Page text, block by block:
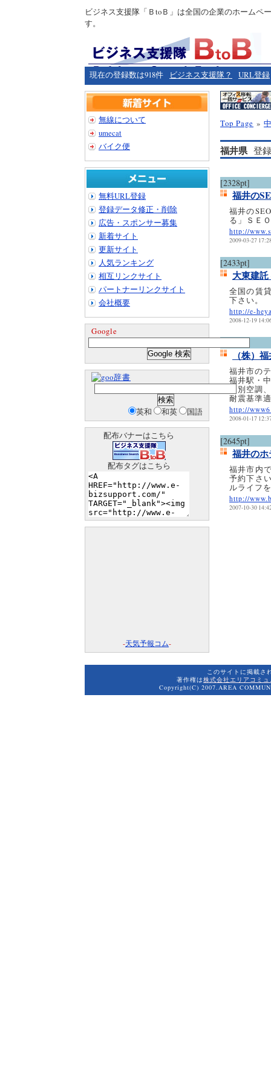
ビジネス支援隊「ＢtoＢ」は全国の企業のホームペ
す。
現在の登録数は918件 ビジネス支援隊？ URL登録
Top Page »
福井県登録
[2328pt]
福井の
福井の
る」ＳＥ
http://
2009-03-27
[2433pt]
大東建
全国の賃
下さい。
http://e-
2008-12-19
（株）
福井市の
福井駅・
個別空調
耐震基準
http://
2008-01-17
[2645pt]
福井の
福井市内
予約下さ
ルライフ
http://
2007-10-30
無線について
umecat
バイク便
無料URL登録
登録データ修正・削除
広告・スポンサー募集
新着サイト
更新サイト
人気ランキング
相互リンクサイト
パートナーリンクサイト
会社概要
Google
辞書
英和 和英 国語
配布バナーはこちら
配布タグはこちら
-天気予報コム-
このサイトに掲載さ
著作権は株式会社エリアコミ
Copyright(C) 2007.AREA